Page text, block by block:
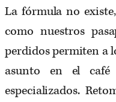
La fórmula no
como nuestros
perdidos permiten a
asunto en el
especializados.